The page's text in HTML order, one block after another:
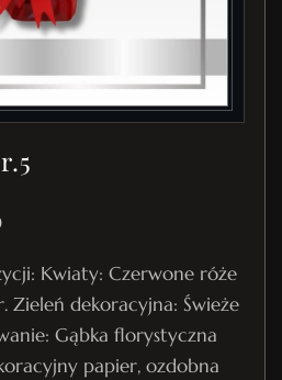
Kwiaty: Czerwone róże
Zieleń dekoracyjna: Świeże
Gąbka florystyczna
papier, ozdobna